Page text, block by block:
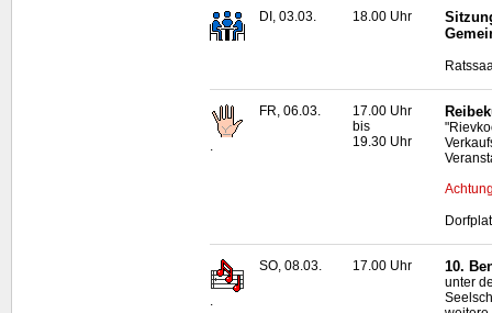
DI, 03.03. 18.00 Uhr
.
FR, 06.03.
17.00 Uhr
bis
19.30 Uhr
.
SO, 08.03. 17.00 Uhr 10.
unter